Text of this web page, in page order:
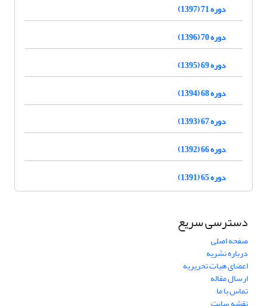
دوره 71 (1397)
دوره 70 (1396)
دوره 69 (1395)
دوره 68 (1394)
دوره 67 (1393)
دوره 66 (1392)
دوره 65 (1391)
دسترسی سریع
صفحه اصلی
درباره نشریه
اعضای هیات تحریریه
ارسال مقاله
تماس با ما